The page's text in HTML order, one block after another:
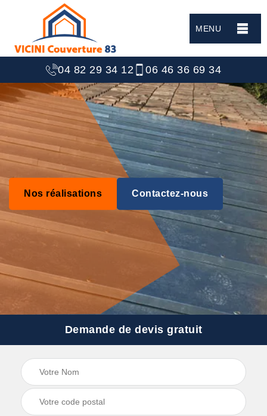
MENU
04 82 29 34 12 06 46 36 69 34
Nos réalisations Contactez-nous
Demande de devis gratuit